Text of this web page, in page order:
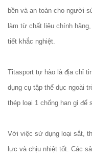
bền và an toàn cho người
làm từ chất liệu chính
tiết khắc nghiệt.
Titasport tự hào là địa chỉ
dụng cụ tập thể dục ngoài
thép loại 1 chống han gỉ để
Với việc sử dụng loại sắt,
lực và chịu nhiệt tốt. Các